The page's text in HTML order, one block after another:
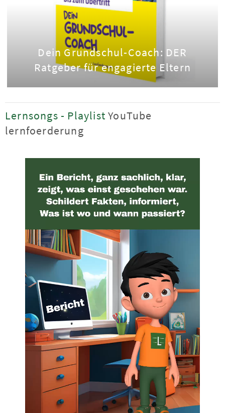
Dein Grundschul-Coach: DER
Ratgeber für engagierte Eltern
Lernsongs - PlaylistYouTube
lernfoerderung